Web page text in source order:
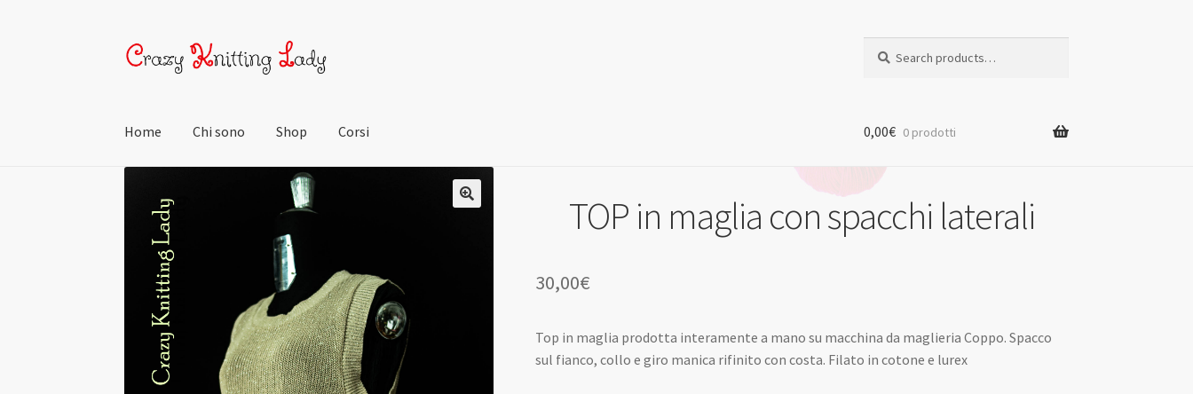
c
Home Chi sono Shop Corsi 0,00€ 0 prodotti
TOP in maglia con spacchi laterali
30,00€
Top in maglia prodotta interamente a mano su macchina da maglieria Coppo. Spacco
sul fianco, collo e giro manica rifinito con costa. Filato in cotone e lurex